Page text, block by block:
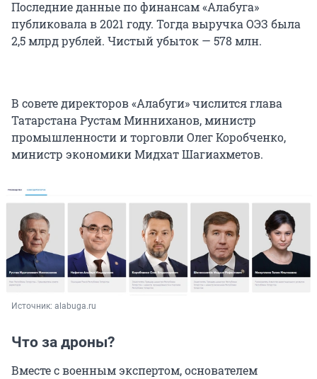
Последние данные по финансам «Алабуга»
публиковала в 2021 году. Тогда выручка ОЭЗ была
2,5 млрд рублей. Чистый убыток — 578 млн.
В совете директоров «Алабуги» числится глава
Татарстана Рустам Минниханов, министр
промышленности и торговли Олег Коробченко,
министр экономики Мидхат Шагиахметов.
Источник: alabuga.ru
Что за дроны?
Вместе с военным экспертом, основателем